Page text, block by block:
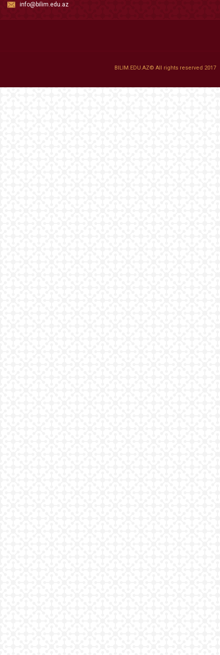
info@bilim.edu.az
BILIM.EDU.AZ© All rights reserved 2017